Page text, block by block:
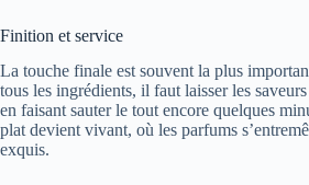
Finition et service
La touche finale est souvent la plus
tous les ingrédients, il faut laisser les
en faisant sauter le tout encore quelques
plat devient vivant, où les parfums
exquis.